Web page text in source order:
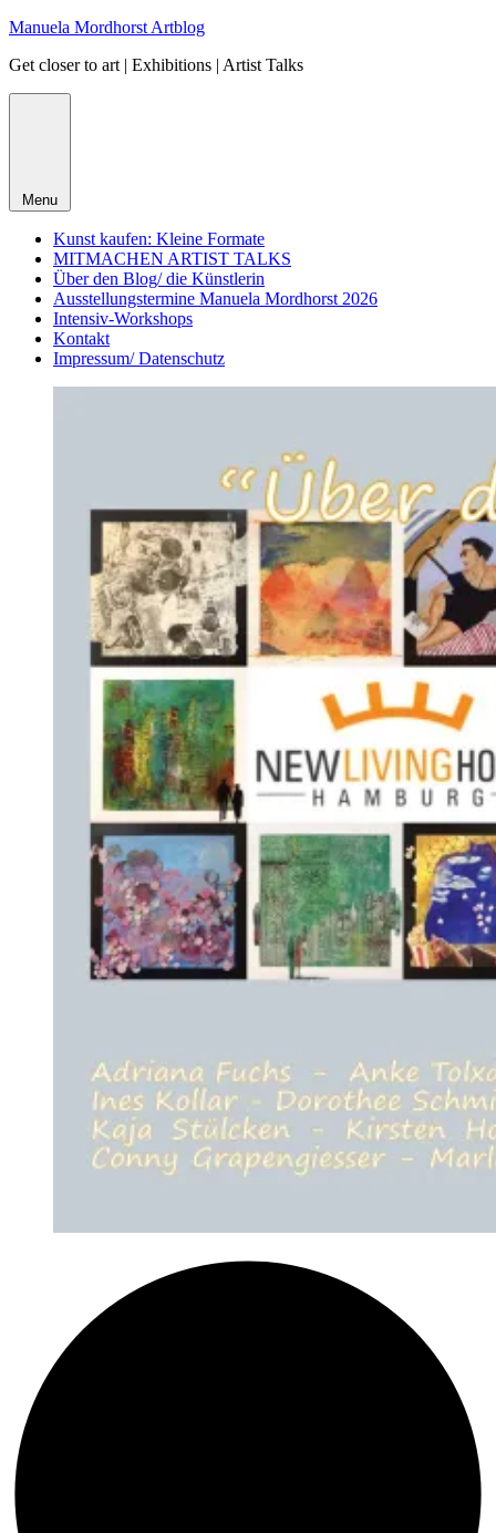
Skip
content
Manuela Mordhorst Artblog
Get closer to art | Exhibitions | Artist Talks
Menu
Kunst kaufen: Kleine Formate
MITMACHEN ARTIST TALKS
Über den Blog/ die Künstlerin
Ausstellungstermine Manuela Mordhorst 2026
Intensiv-Workshops
Kontakt
Impressum/ Datenschutz